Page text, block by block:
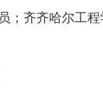
；齐齐哈尔工